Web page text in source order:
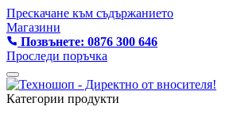
Прескачане към съдържанието
Магазини
Позвънете: 0876 300 646
Проследи поръчка
Категории продукти